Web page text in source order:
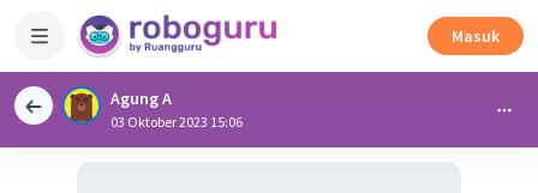
Masuk
Agung A
03 Oktober 2023 15:06